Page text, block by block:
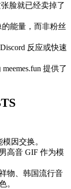
脸就已经卖掉了
能量，而非粉丝
反应或快速
提供了
因交换。
高音 GIF 作为模
物、韩国流行音
。